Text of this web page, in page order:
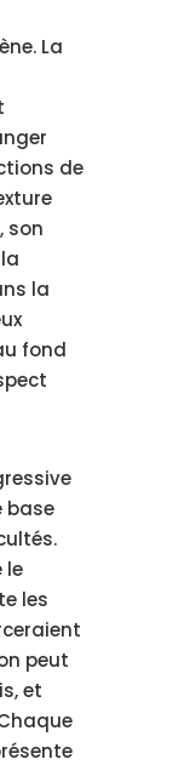
La
de
son
la
fond
base
le
les
peut
et